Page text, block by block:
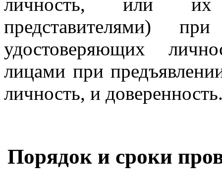
представителями)
удостоверяющих
лицами при
личность, и
Порядок и сроки